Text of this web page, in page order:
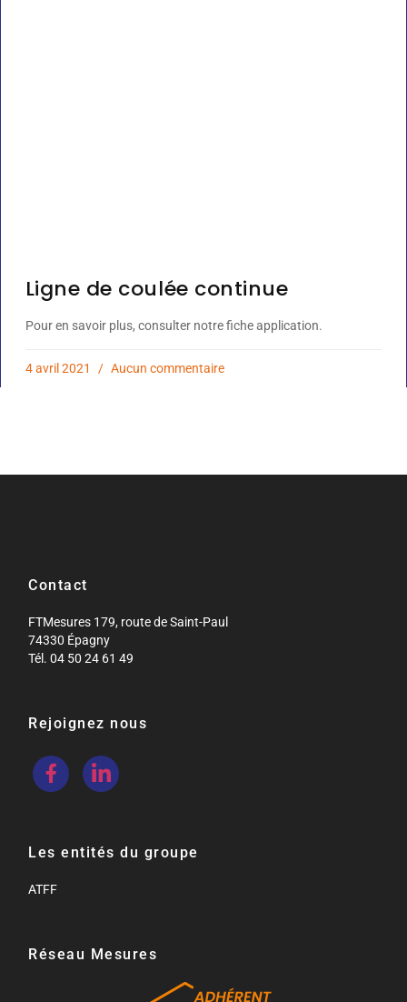
Ligne de coulée continue
Pour en savoir plus, consulter notre fiche application.
4 avril 2021 Aucun commentaire
Contact
FTMesures 179, route de Saint-Paul
74330 Épagny
Tél. 04 50 24 61 49
Rejoignez nous
Les entités du groupe
ATFF
Réseau Mesures​